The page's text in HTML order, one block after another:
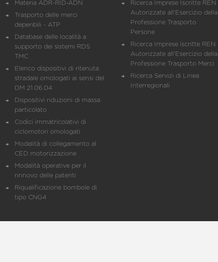
Materia ADR-RID-ADN
Trasporto delle merci
deperibili - ATP
Database delle località a
supporto dei sistemi RDS
TMC
Elenco dispositivi di ritenuta
stradale omologati ai sensi del
DM 21.06.04
Dispositivi riduzioni di massa
particolato
Codici immatricolativi di
ciclomotori omologati
Modalità di collegamento al
CED motorizzazione
Modalità operative per il
rinnovo delle patenti
Riqualificazione bombole di
tipo CNG4
Ricerca Imprese Iscritte REN
Autorizzate all'Esercizio della
Professione Trasporto
Persone
Ricerca Imprese iscritte REN
Autorizzate all'Esercizio della
Professione Trasporto Merci
Ricerca Servizi di Linea
Interregionali